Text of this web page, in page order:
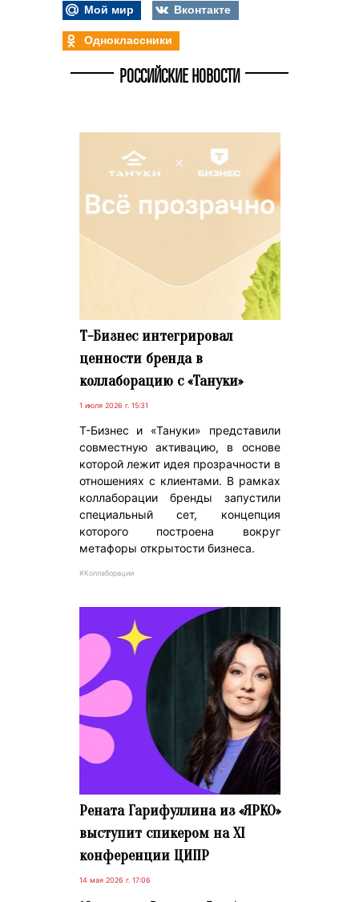
Мой мир
Вконтакте
Одноклассники
РОССИЙСКИЕ НОВОСТИ
Т-Бизнес интегрировал
ценности бренда в
коллаборацию с «Тануки»
1 июля 2026 г. 15:31
Т-Бизнес и «Тануки» представили
совместную активацию, в основе
которой лежит идея прозрачности в
отношениях с клиентами. В рамках
коллаборации бренды запустили
специальный сет, концепция
которого построена вокруг
метафоры открытости бизнеса.
#Коллаборации
Рената Гарифуллина из «ЯРКО»
выступит спикером на XI
конференции ЦИПР
14 мая 2026 г. 17:06